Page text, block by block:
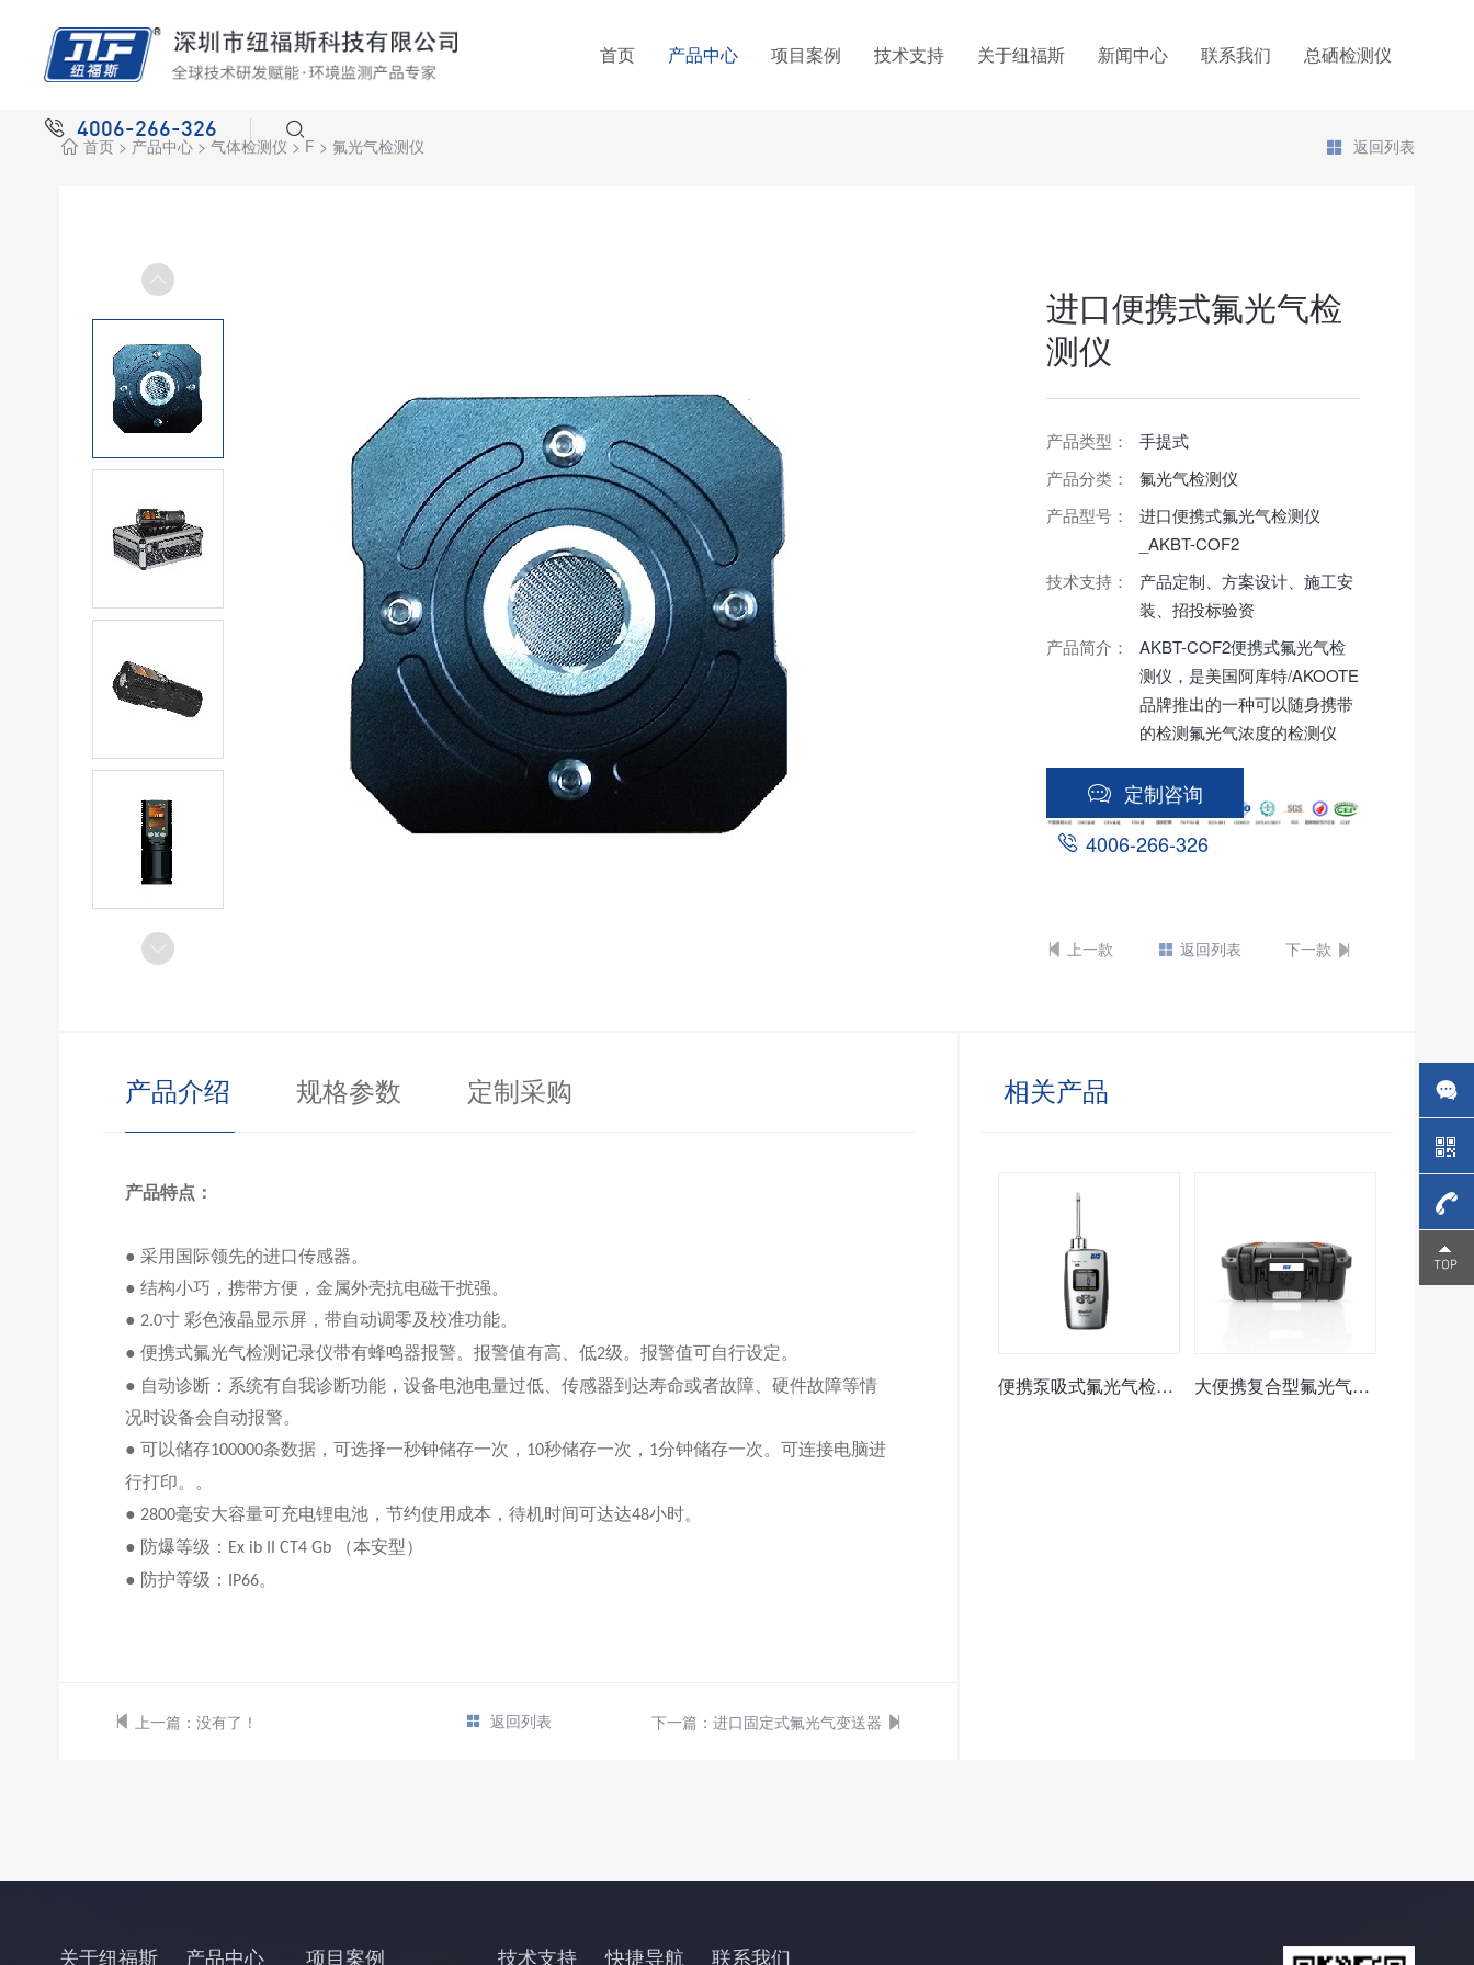
首页 产品中心 项目案例 技术支持 关于纽福斯 新闻中心 联系我们 总硒检测仪
4006-266-326
首页> 产品中心> 气体检测仪 > F > 氟光气检测仪 返回列表
进口便携式氟光气检
测仪
产品类型：
手提式
产品分类：
氟光气检测仪
产品型号：
进口便携式氟光气检测仪
_AKBT-COF2
技术支持：
产品定制、方案设计、施工安
装、招投标验资
产品简介：
AKBT-COF2便携式氟光气检
测仪，是美国阿库特/AKOOTE
品牌推出的一种可以随身携带
的检测氟光气浓度的检测仪
Gb防爆认证，适用于1、2区危
险场合。结构小巧，清晰易读
的数据界面，出色的抗干扰性
性。
定制咨询
4006-266-326
上一款 返回列表 下一款
产品介绍 规格参数 定制采购
产品特点：
● 采用国际领先的进口传感器。
● 结构小巧，携带方便， 金属外壳抗电磁干扰强。
● 2.0寸 彩色液晶显示屏，带自动调零及校准功能。
● 便携式氟光气检测记录仪带有蜂鸣器报警。报警值有高、低2级。报警值可自行设定。
● 自动诊断：系统有自我诊断功能，设备电池电量过低、传感器到达寿命或者故障、硬件故障等情
况时设备会自动报警。
● 可以储存100000条数据，可选择一秒钟储存一次， 10秒储存一次， 1分钟储存一次。可连接电脑进
行打印。。
● 2800毫安大容量可充电锂电池，节约使用成本 ， 待机时间可达达48小时。
● 防爆等级： Ex ib II CT4 Gb
（本安型）
● 防护等级： IP66。
上一篇： 没有了！ 返回列表 下一篇： 进口固定式氟光气变送器
相关产品
便携泵吸式氟光气检测仪 大便携复合型氟光气分析仪
关于纽福斯 产品中心 项目案例 技术支持 快捷导航 联系我们
4006-